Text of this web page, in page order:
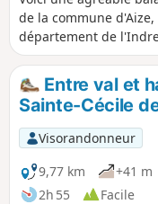
de la commune
département de
Entre val et
Sainte-Cécile
Visorandonneur
9,77 km
+41 m
2h 55
Facile